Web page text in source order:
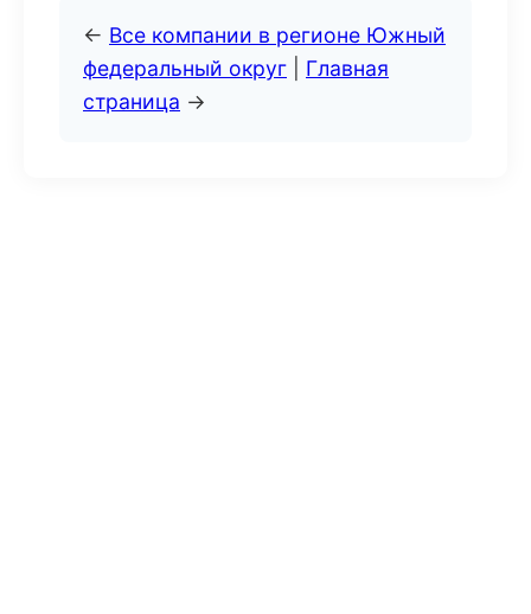
← Все компании в регионе Южный
федеральный округ
Главная
страница →